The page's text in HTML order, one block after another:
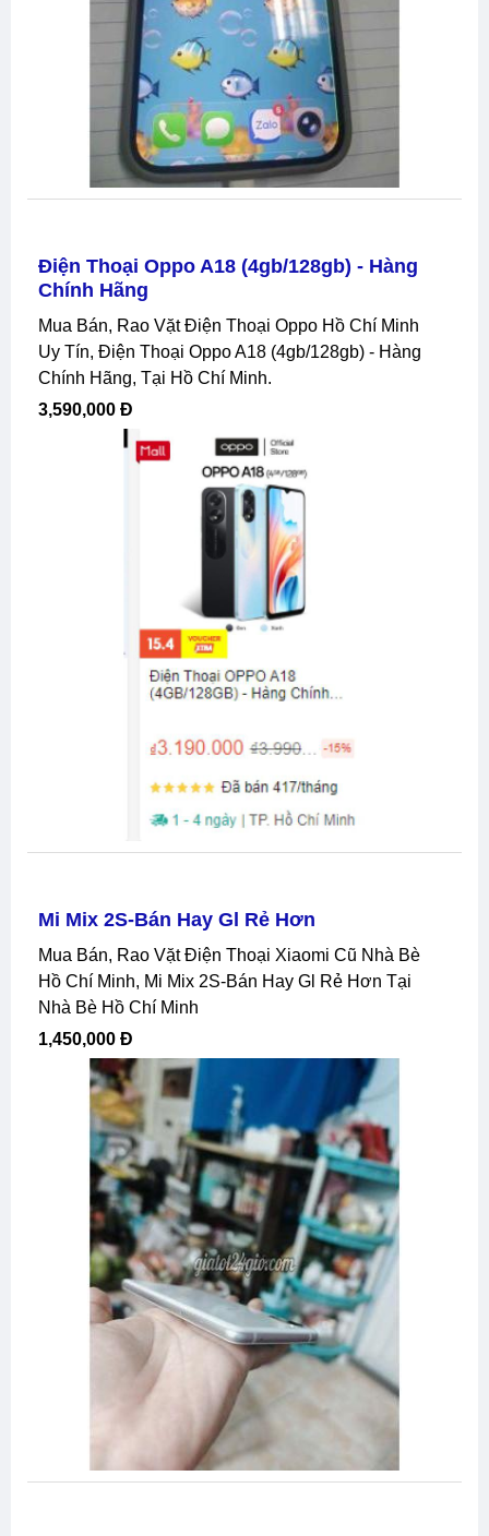
Điện Thoại Oppo A18 (4gb/128gb) - Hàng
Chính Hãng
Mua Bán, Rao Vặt Điện Thoại Oppo Hồ Chí Minh
Uy Tín, Điện Thoại Oppo A18 (4gb/128gb) - Hàng
Chính Hãng, Tại Hồ Chí Minh.
3,590,000 Đ
Mi Mix 2S-Bán Hay Gl Rẻ Hơn
Mua Bán, Rao Vặt Điện Thoại Xiaomi Cũ Nhà Bè
Hồ Chí Minh, Mi Mix 2S-Bán Hay Gl Rẻ Hơn Tại
Nhà Bè Hồ Chí Minh
1,450,000 Đ